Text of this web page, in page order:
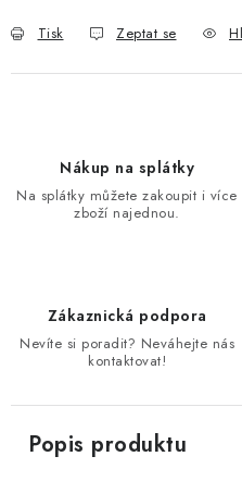
Tisk Zeptat se
Nákup na splátky
Na splátky můžete zakoupit i více
zboží najednou.
Zákaznická podpora
Nevíte si poradit? Neváhejte nás
kontaktovat!
Popis produktu